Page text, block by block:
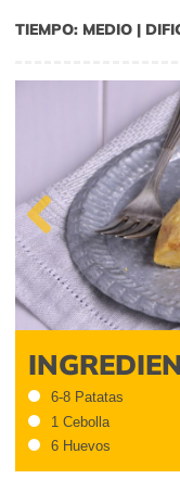
TIEMPO: MEDIO |
Previous
6-8 Patatas
1 Cebolla
6 Huevos